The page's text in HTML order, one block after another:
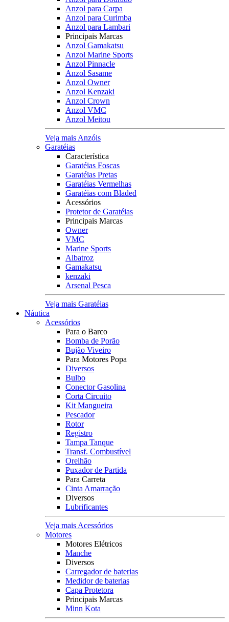
Anzol para Carpa
Anzol para Curimba
Anzol para Lambari
Principais Marcas
Anzol Gamakatsu
Anzol Marine Sports
Anzol Pinnacle
Anzol Sasame
Anzol Owner
Anzol Kenzaki
Anzol Crown
Anzol VMC
Anzol Meitou
Veja mais Anzóis
Garatéias
Característica
Garatéias Foscas
Garatéias Pretas
Garatéias Vermelhas
Garatéias com Bladed
Acessórios
Protetor de Garatéias
Principais Marcas
Owner
VMC
Marine Sports
Albatroz
Gamakatsu
kenzaki
Arsenal Pesca
Veja mais Garatéias
Náutica
Acessórios
Para o Barco
Bomba de Porão
Bujão Viveiro
Para Motores Popa
Diversos
Bulbo
Conector Gasolina
Corta Circuito
Kit Mangueira
Pescador
Rotor
Registro
Tampa Tanque
Transf. Combustível
Orelhão
Puxador de Partida
Para Carreta
Cinta Amarração
Diversos
Lubrificantes
Veja mais Acessórios
Motores
Motores Elétricos
Manche
Diversos
Carregador de baterias
Medidor de baterias
Capa Protetora
Principais Marcas
Minn Kota